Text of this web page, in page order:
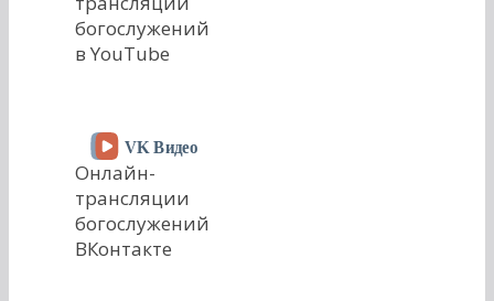
богослужений
в YouTube
Онлайн-
трансляции
богослужений
ВКонтакте